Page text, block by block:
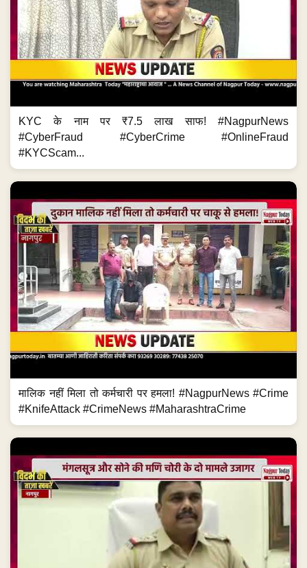
KYC के नाम पर ₹7.5 लाख साफ! #NagpurNews
#CyberFraud #CyberCrime #OnlineFraud
#KYCScam...
मालिक नहीं मिला तो कर्मचारी पर हमला! #NagpurNews #Crime
#KnifeAttack #CrimeNews #MaharashtraCrime